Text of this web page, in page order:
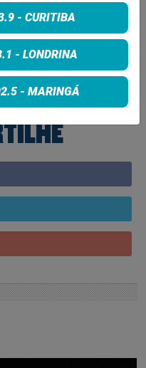
- CURITIBA
- LONDRINA
- MARINGÁ